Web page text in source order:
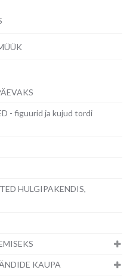
- figuurid ja kujud tordi
HULGIPAKENDIS,
KAUPA